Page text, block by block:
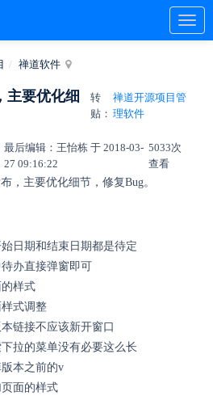
禅道软件
主要优化细
转
贴：
禅道开源项目管
理软件
最后编辑：王怡栋 于 2018-03-
27 09:16:22
5033次
查看
，主要优化细节，修复Bug。
日期和结束日期都是待定
办直接弹窗即可
样式
式调整
链接不应该新开窗口
拉的菜单没有必要这么长
本之前的v
面的样式